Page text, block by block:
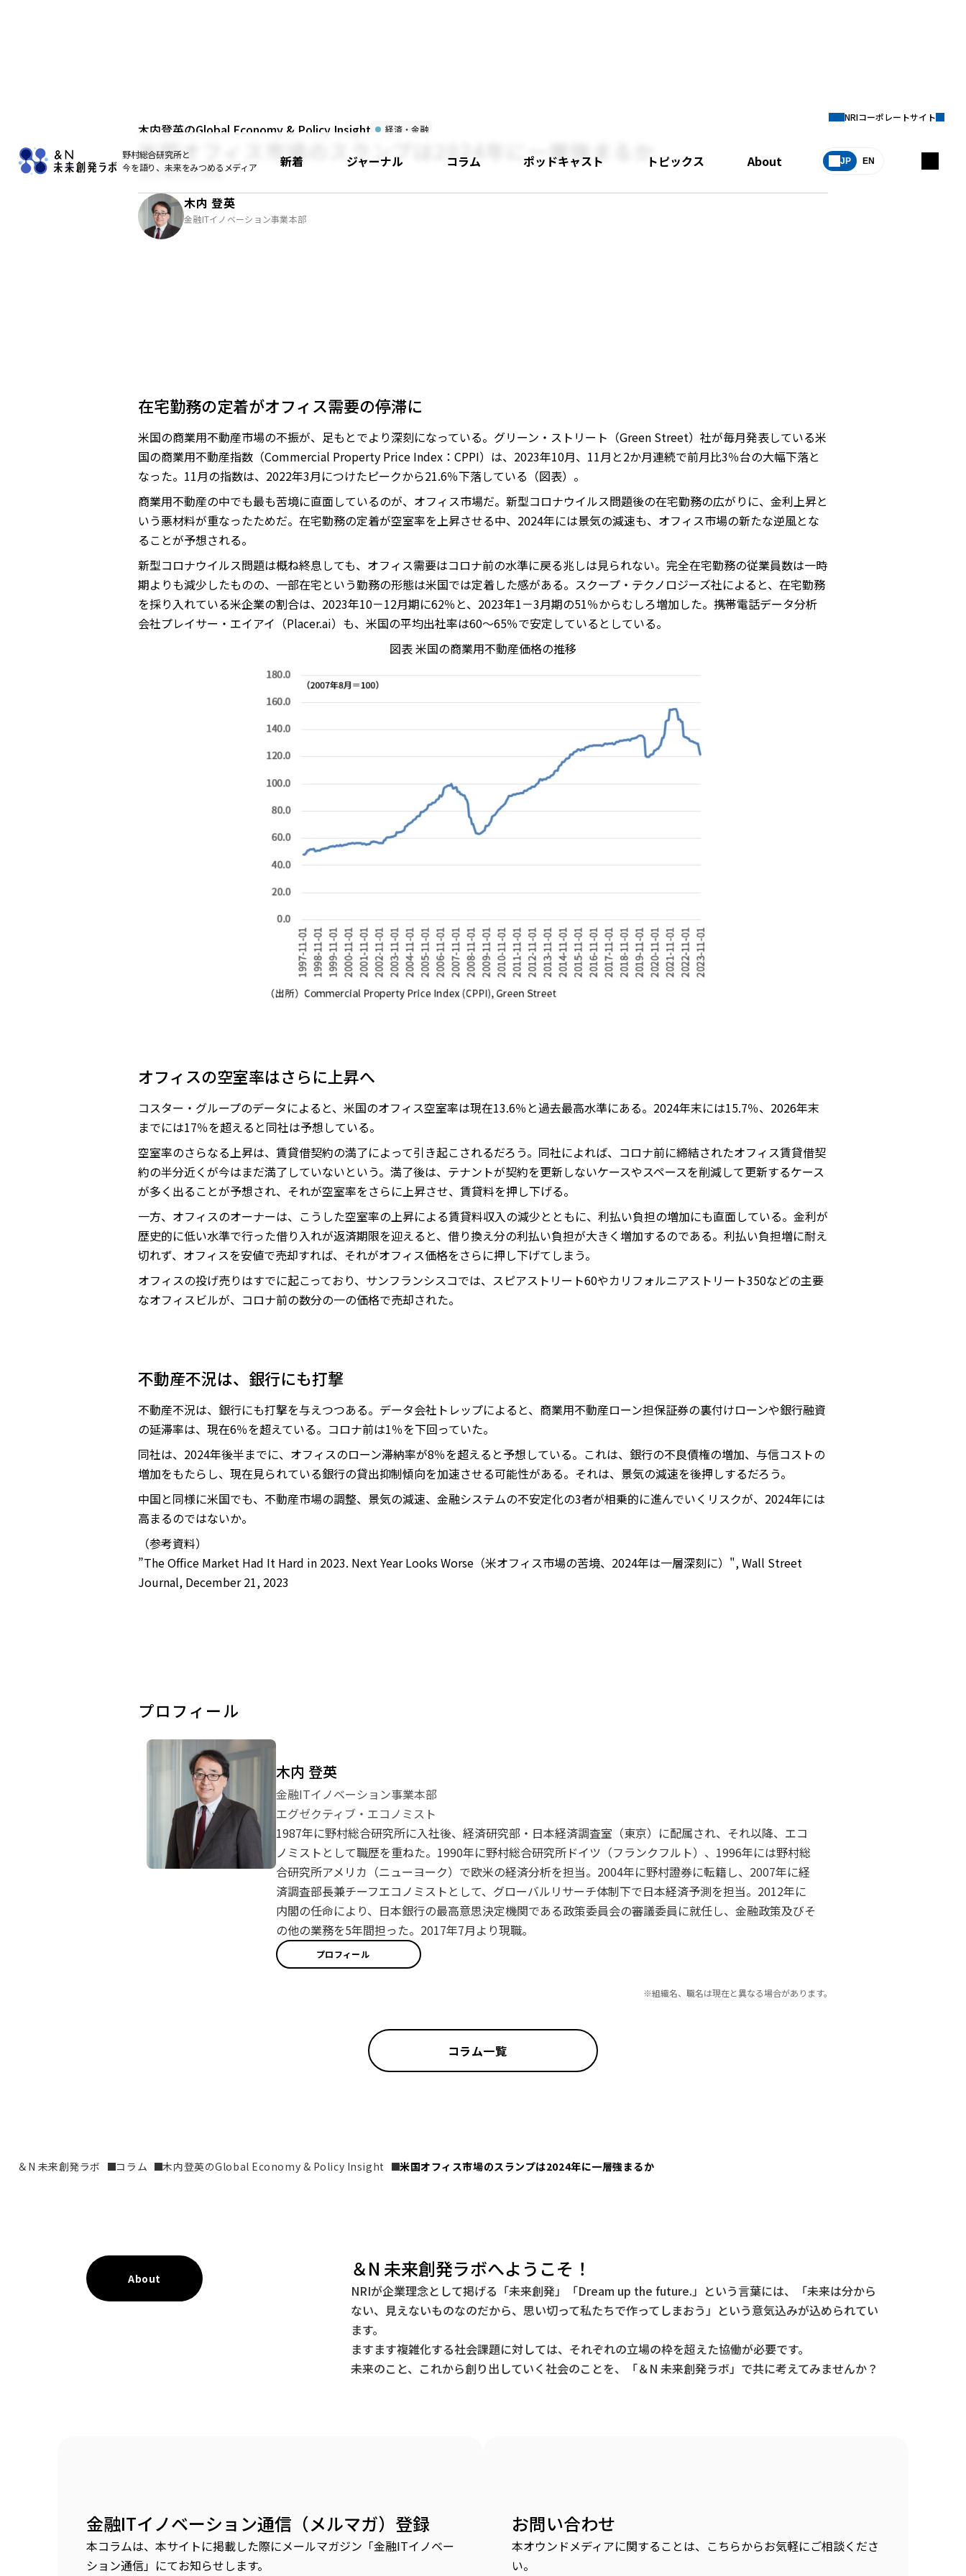
野村総合研究所と
今を語り、未来をみつめるメディア
新着 ジャーナル コラム ポッドキャスト トピックス About JP EN
NRIコーポレートサイト
木内登英のGlobal Economy & Policy Insight 経済・金融
米国オフィス市場のスランプは2024年に一層強まるか
2023年12月26日
木内 登英
金融ITイノベーション事業本部
在宅勤務の定着がオフィス需要の停滞に
米国の商業用不動産市場の不振が、足もとでより深刻になっている。グリーン・ストリート（Green Street）社が毎月発表している米
国の商業用不動産指数（Commercial Property Price Index：CPPI）は、2023年10月、11月と2か月連続で前月比3％台の大幅下落と
なった。11月の指数は、2022年3月につけたピークから21.6％下落している（図表）。
商業用不動産の中でも最も苦境に直面しているのが、オフィス市場だ。新型コロナウイルス問題後の在宅勤務の広がりに、金利上昇と
いう悪材料が重なったためだ。在宅勤務の定着が空室率を上昇させる中、2024年には景気の減速も、オフィス市場の新たな逆風とな
ることが予想される。
新型コロナウイルス問題は概ね終息しても、オフィス需要はコロナ前の水準に戻る兆しは見られない。完全在宅勤務の従業員数は一時
期よりも減少したものの、一部在宅という勤務の形態は米国では定着した感がある。スクープ・テクノロジーズ社によると、在宅勤務
を採り入れている米企業の割合は、2023年10－12月期に62％と、2023年1－3月期の51％からむしろ増加した。携帯電話データ分析
会社プレイサー・エイアイ（Placer.ai）も、米国の平均出社率は60～65％で安定しているとしている。
図表米国の商業用不動産価格の推移
オフィスの空室率はさらに上昇へ
コスター・グループのデータによると、米国のオフィス空室率は現在13.6％と過去最高水準にある。2024年末には15.7％、2026年末
までには17％を超えると同社は予想している。
空室率のさらなる上昇は、賃貸借契約の満了によって引き起こされるだろう。同社によれば、コロナ前に締結されたオフィス賃貸借契
約の半分近くが今はまだ満了していないという。満了後は、テナントが契約を更新しないケースやスペースを削減して更新するケース
が多く出ることが予想され、それが空室率をさらに上昇させ、賃貸料を押し下げる。
一方、オフィスのオーナーは、こうした空室率の上昇による賃貸料収入の減少とともに、利払い負担の増加にも直面している。金利が
歴史的に低い水準で行った借り入れが返済期限を迎えると、借り換え分の利払い負担が大きく増加するのである。利払い負担増に耐え
切れず、オフィスを安値で売却すれば、それがオフィス価格をさらに押し下げてしまう。
オフィスの投げ売りはすでに起こっており、サンフランシスコでは、スピアストリート60やカリフォルニアストリート350などの主要
なオフィスビルが、コロナ前の数分の一の価格で売却された。
不動産不況は、銀行にも打撃
不動産不況は、銀行にも打撃を与えつつある。データ会社トレップによると、商業用不動産ローン担保証券の裏付けローンや銀行融資
の延滞率は、現在6％を超えている。コロナ前は1％を下回っていた。
同社は、2024年後半までに、オフィスのローン滞納率が8％を超えると予想している。これは、銀行の不良債権の増加、与信コストの
増加をもたらし、現在見られている銀行の貸出抑制傾向を加速させる可能性がある。それは、景気の減速を後押しするだろう。
中国と同様に米国でも、不動産市場の調整、景気の減速、金融システムの不安定化の3者が相乗的に進んでいくリスクが、2024年には
高まるのではないか。
（参考資料）
”The Office Market Had It Hard in 2023. Next Year Looks Worse（米オフィス市場の苦境、2024年は一層深刻に）", Wall Street
Journal, December 21, 2023
プロフィール
木内 登英
金融ITイノベーション事業本部
エグゼクティブ・エコノミスト
1987年に野村総合研究所に入社後、経済研究部・日本経済調査室（東京）に配属され、それ以降、エコ
ノミストとして職歴を重ねた。1990年に野村総合研究所ドイツ（フランクフルト）、1996年には野村総
合研究所アメリカ（ニューヨーク）で欧米の経済分析を担当。2004年に野村證券に転籍し、2007年に経
済調査部長兼チーフエコノミストとして、グローバルリサーチ体制下で日本経済予測を担当。2012年に
内閣の任命により、日本銀行の最高意思決定機関である政策委員会の審議委員に就任し、金融政策及びそ
の他の業務を5年間担った。2017年7月より現職。
プロフィール
※組織名、職名は現在と異なる場合があります。
コラム一覧
＆N 未来創発ラボ コラム 木内登英のGlobal Economy & Policy Insight 米国オフィス市場のスランプは2024年に一層強まるか
About ＆N 未来創発ラボへようこそ！
NRIが企業理念として掲げる「未来創発」「Dream up the future.」という言葉には、「未来は分から
ない、見えないものなのだから、思い切って私たちで作ってしまおう」という意気込みが込められてい
ます。
ますます複雑化する社会課題に対しては、それぞれの立場の枠を超えた協働が必要です。
未来のこと、これから創り出していく社会のことを、「＆N 未来創発ラボ」で共に考えてみませんか？
金融ITイノベーション通信（メルマガ）登録
本コラムは、本サイトに掲載した際にメールマガジン「金融ITイノベー
ション通信」にてお知らせします。
お問い合わせ
本オウンドメディアに関することは、こちらからお気軽にご相談くださ
い。